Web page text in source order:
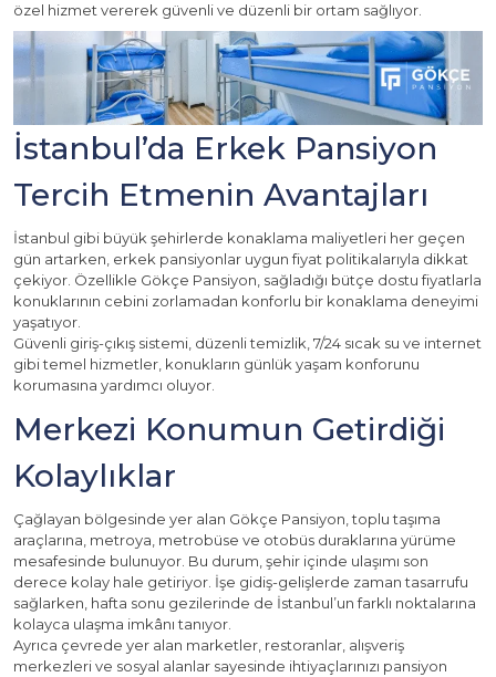
özel hizmet vererek güvenli ve düzenli bir ortam sağlıyor.
İstanbul’da Erkek Pansiyon
Tercih Etmenin Avantajları
İstanbul gibi büyük şehirlerde konaklama maliyetleri her geçen
gün artarken, erkek pansiyonlar uygun fiyat politikalarıyla dikkat
çekiyor. Özellikle Gökçe Pansiyon, sağladığı bütçe dostu fiyatlarla
konuklarının cebini zorlamadan konforlu bir konaklama deneyimi
yaşatıyor.
Güvenli giriş-çıkış sistemi, düzenli temizlik, 7/24 sıcak su ve internet
gibi temel hizmetler, konukların günlük yaşam konforunu
korumasına yardımcı oluyor.
Merkezi Konumun Getirdiği
Kolaylıklar
Çağlayan bölgesinde yer alan Gökçe Pansiyon, toplu taşıma
araçlarına, metroya, metrobüse ve otobüs duraklarına yürüme
mesafesinde bulunuyor. Bu durum, şehir içinde ulaşımı son
derece kolay hale getiriyor. İşe gidiş-gelişlerde zaman tasarrufu
sağlarken, hafta sonu gezilerinde de İstanbul’un farklı noktalarına
kolayca ulaşma imkânı tanıyor.
Ayrıca çevrede yer alan marketler, restoranlar, alışveriş
merkezleri ve sosyal alanlar sayesinde ihtiyaçlarınızı pansiyon